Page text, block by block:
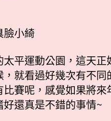
臉小綺
平運動公園，這天
就看過好幾次有不同
賽呢，感覺如果將來
還真是不錯的事情~